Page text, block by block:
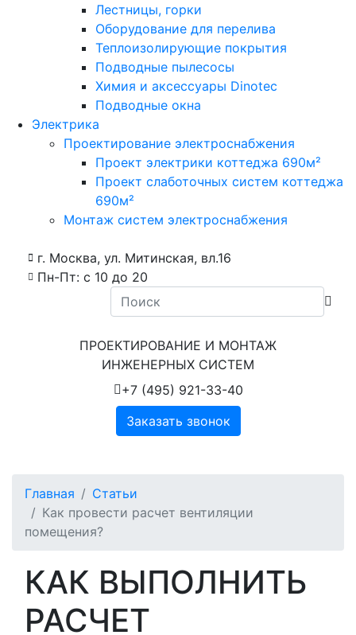
Лестницы, горки
Оборудование для перелива
Теплоизолирующие покрытия
Подводные пылесосы
Химия и аксессуары Dinotec
Подводные окна
Электрика
Проектирование электроснабжения
Проект электрики коттеджа 690м²
Проект слаботочных систем коттеджа
690м²
Монтаж систем электроснабжения
г. Москва, ул. Митинская, вл.16
Пн-Пт: с 10 до 20
ПРОЕКТИРОВАНИЕ И МОНТАЖ
ИНЖЕНЕРНЫХ СИСТЕМ
+7 (495) 921-33-40
Заказать звонок
Главная
Статьи
Как провести расчет вентиляции
помещения?
КАК ВЫПОЛНИТЬ
РАСЧЕТ